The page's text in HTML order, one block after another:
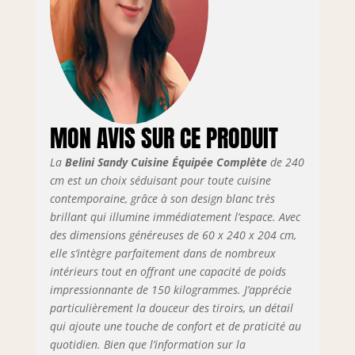
montage, matériel
d’installation ainsi
que plans de
travail
personnalisables
selon la
SYSTÈME NEXUS
SILENT & CONFORT
– Les tiroirs
métalliques
modernes de la
gamme Nexus en
finition graphite,
dotés de la
technologie Soft-
Close, assurent
une fermeture
douce et
silencieuse.
Complétés par des
MON AVIS SUR CE PRODUIT
La Belini Sandy Cuisine Équipée Complètede 240
cm est un choix séduisant pour toute cuisine
contemporaine, grâce à son design blanc très
brillant qui illumine immédiatement l’espace. Avec
des dimensions généreuses de 60 x 240 x 204 cm,
elle s’intègre parfaitement dans de nombreux
intérieurs tout en offrant une capacité de poids
impressionnante de 150 kilogrammes. J’apprécie
particulièrement la douceur des tiroirs, un détail
qui ajoute une touche de confort et de praticité au
quotidien. Bien que l’information sur la